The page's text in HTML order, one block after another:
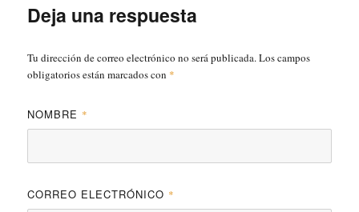
Deja una respuesta
Tu dirección de correo electrónico no será publicada. Los campos
obligatorios están marcados con *
NOMBRE *
CORREO ELECTRÓNICO *